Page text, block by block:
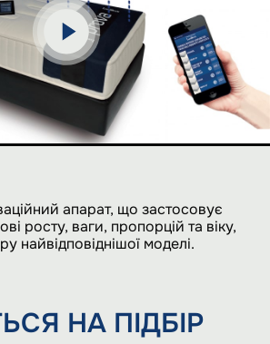
апарат, що застосовує
росту, ваги, пропорцій та віку,
найвідповіднішої моделі.
НА ПІДБІР